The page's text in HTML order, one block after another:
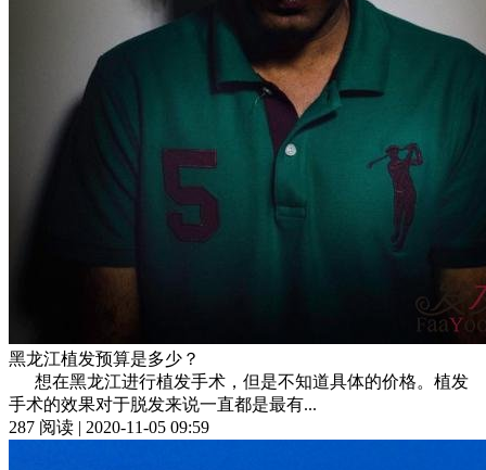
黑龙江植发预算是多少？
想在黑龙江进行植发手术，但是不知道具体的价格。植发
手术的效果对于脱发来说一直都是最有...
287 阅读 | 2020-11-05 09:59